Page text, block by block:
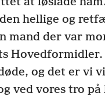
hellige og
mand der var
Hovedformidler.
og det er vi
ved vores tro